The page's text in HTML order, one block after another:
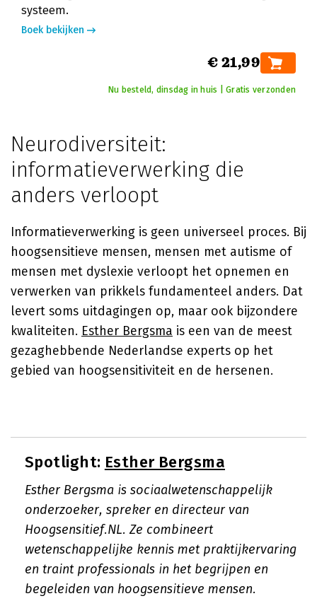
systeem.
Boek bekijken
€ 21,99
Nu besteld, dinsdag in huis | Gratis verzonden
Neurodiversiteit:
informatieverwerking die
anders verloopt
Informatieverwerking is geen universeel proces. Bij
hoogsensitieve mensen, mensen met autisme of
mensen met dyslexie verloopt het opnemen en
verwerken van prikkels fundamenteel anders. Dat
levert soms uitdagingen op, maar ook bijzondere
kwaliteiten. Esther Bergsma is een van de meest
gezaghebbende Nederlandse experts op het
gebied van hoogsensitiviteit en de hersenen.
Spotlight: Esther Bergsma
Esther Bergsma is sociaalwetenschappelijk
onderzoeker, spreker en directeur van
Hoogsensitief.NL. Ze combineert
wetenschappelijke kennis met praktijkervaring
en traint professionals in het begrijpen en
begeleiden van hoogsensitieve mensen.